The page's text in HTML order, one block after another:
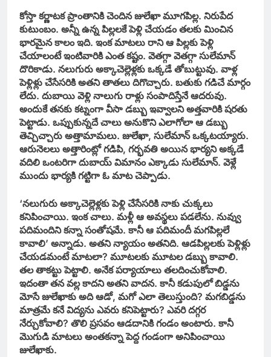
కోస్తా కర్ణాటక ప్రాంతానికి చెందిన జులేఖా మూగపిల్ల. నిరుపేద
కుటుంబం. అన్నీ ఉన్న పిల్లలకే పెళ్లి చేయడం తలకు మించిన
భారమైన కాలం ఇది. ఇంక మాటలు రాని ఆ పిల్లకు పెళ్లి
చేయాలంటే ఇంటివారికి ఎంత కష్టం. వెతగ్గా వెతగ్గా సులేమాన్
దొరికాడు. నలుగురు అక్కాచెల్లెళ్లకు ఒక్కడే తోబుట్టువు. వాళ్ల
పెళ్లిళ్లు చేసేసరికి అతని తాతలు దిగొచ్చారు. బతుకు గడిచే మార్గం
లేదు. దుబాయి వెళ్లి నాలుగు రాళ్లు సంపాదిస్తేనే ఆదరువు.
అందుకే తనకు కట్నంగా వీసా డబ్బు ఇవ్వాలని అత్తవారికి షరతు
పెట్టాడు. ఒప్పుకున్నదే చాలు అనుకొని ఎలాగోలా ఆ డబ్బు
తెచ్చిచ్చారు అత్తామామలు. జులేఖా, సులేమాన్ ఒక్కటయ్యారు.
ఆరునెలలు అత్తారింట్లో గడిపి, గర్భవతి అయిన భార్యని అక్కడే
వదిలి ఒంటరిగా దుబాయ్ విమానం ఎక్కాడు సులేమాన్. వెళ్లే
ముందు భార్యకి గట్టిగా ఓ మాట చెప్పాడు.
‘నలుగురు అక్కాచెల్లెళ్లకు పెళ్లి చేసేసరికి నాకు చుక్కలు
కనిపించాయి. ఇంక చాలు. మళ్లీ ఆ అవస్థలు పడలేను. నువ్వు
పదిమందిని కన్నా సంతోషమే. కానీ ఆ పదిమందీ మగపిల్లలే
కావాలి’ అన్నాడు. అతని న్యాయం అతనిది. ఆడపిల్లలకు పెళ్లిళ్లు
చేయడమంటే మాటలా? మూటలకు మూటల డబ్బు కావాలి.
తల తాకట్టు పెట్టాలి. అనేక పర్యాయాలు తలదించుకోవాలి.
ఇదంతా తన వల్ల కాదని అతని వాదన. కానీ కడుపులో బిడ్డను
మోసే జులేఖాకు అది ఆడో, మగో ఎలా తెలుస్తుంది? మగబిడ్డను
మాత్రమే కనే విద్యను ఎవరు కనిపెట్టారు? ఎవరి దగ్గర
నేర్చుకోవాలి? తొలి ప్రసవం ఆడదానికి గండం అంటారు. కానీ
మొగుడి మాటలు అంతకన్నా పెద్ద గండంగా అనిపించాయి
జులేఖాకు.